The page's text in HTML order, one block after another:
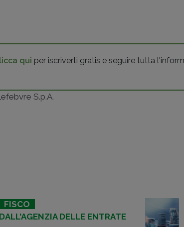
qui per iscriverti gratis e seguire tutta
S.p.A.
FISCO
DALL'AGENZIA DELLE ENTRATE